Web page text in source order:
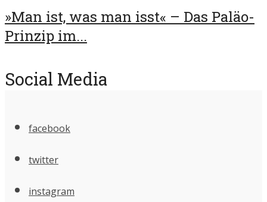
»Man ist, was man isst« – Das Paläo-
Prinzip im...
Social Media
facebook
twitter
instagram